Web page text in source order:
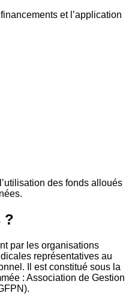
et l’application
des fonds alloués
?
par les organisations
représentatives au
Il est constitué sous la
: Association de Gestion